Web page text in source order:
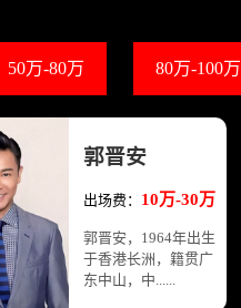
50万-80万 80万-100万
郭晋安
出场费： 10万-30万
郭晋安，1964年出生
于香港长洲，籍贯广
东中山，中......